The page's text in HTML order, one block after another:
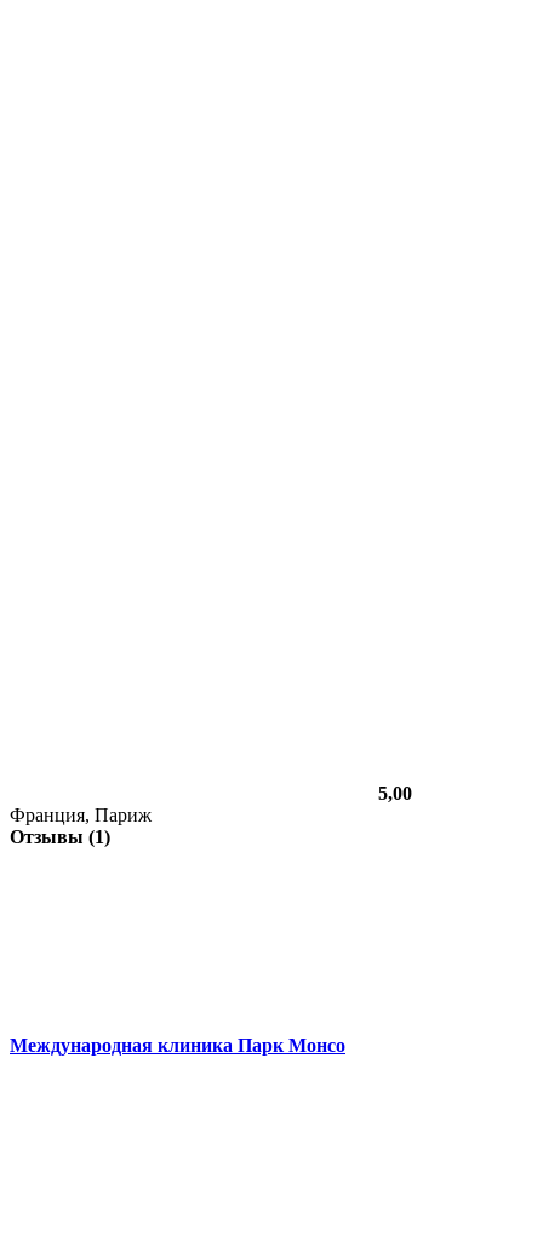
5,00
Франция, Париж
Отзывы (1)
Международная клиника Парк Монсо